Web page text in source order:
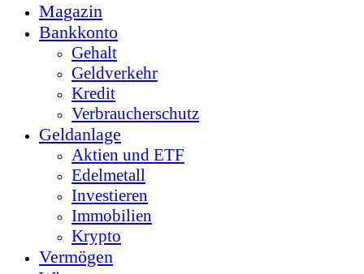
Magazin
Bankkonto
Gehalt
Geldverkehr
Kredit
Verbraucherschutz
Geldanlage
Aktien und ETF
Edelmetall
Investieren
Immobilien
Krypto
Vermögen